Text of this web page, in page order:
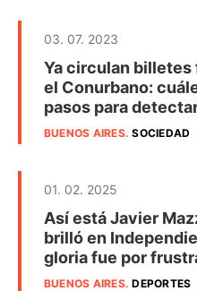
03. 07. 2023
Ya circulan
el Conurbano:
pasos para
BUENOS AIRES.SOCIEDAD
01. 02. 2025
Así está Javier
brilló en
gloria fue por
BUENOS AIRES.DEPORTES